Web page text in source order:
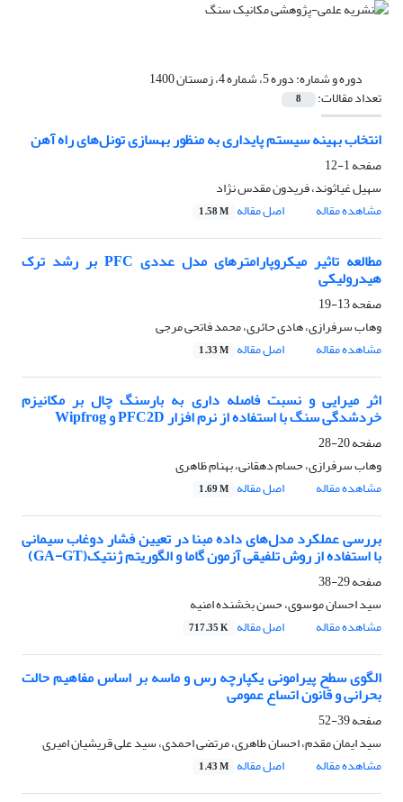
دوره و شماره:دوره 5، شماره 4، زمستان 1400
تعداد مقالات: 8
انتخاب بهینه سیستم پایداری به منظور بهسازی تونل‌های راه آهن
صفحه1-12
سهیل غیاثوند، فریدون مقدس نژاد
مشاهده مقاله
اصل مقاله 1.58 M
مطالعه تاثیر میکروپارامترهای مدل عددی PFC بر رشد ترک
هیدرولیکی
صفحه13-19
وهاب سرفرازی، هادی حائری، محمد فاتحی مرجی
مشاهده مقاله
اصل مقاله 1.33 M
اثر میرایی و نسبت فاصله داری به بارسنگ چال بر مکانیزم
خردشدگی سنگ با استفاده از نرم افزار PFC2D و Wipfrog
صفحه20-28
وهاب سرفرازی، حسام دهقانی، بهنام ظاهری
مشاهده مقاله
اصل مقاله 1.69 M
بررسی عملکرد مدل‌های داده مبنا در تعیین فشار دوغاب سیمانی
با استفاده از روش تلفیقی آزمون گاما و الگوریتم ژنتیک(GA-GT)
صفحه29-38
سید احسان موسوی، حسن بخشنده امنیه
مشاهده مقاله
اصل مقاله 717.35 K
الگوی سطح پیرامونی یکپارچه رس و ماسه بر اساس مفاهیم حالت
بحرانی و قانون اتساع عمومی
صفحه39-52
سید ایمان مقدم، احسان طاهری، مرتضی احمدی، سید علی قریشیان امیری
مشاهده مقاله
اصل مقاله 1.43 M